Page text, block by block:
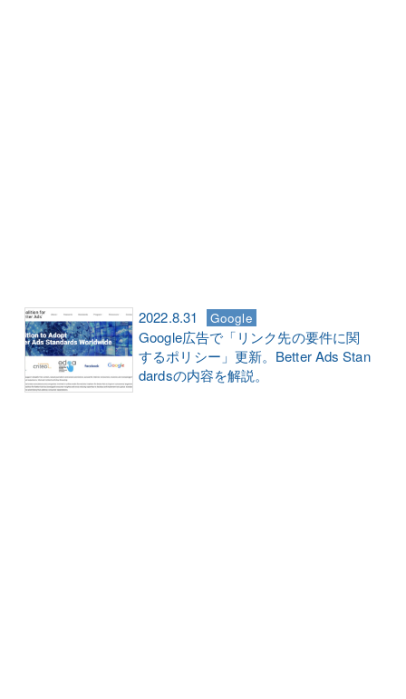
2022.8.31 Google
Google広告で「リンク先の要件に関
するポリシー」更新。Better Ads Stan
dardsの内容を解説。